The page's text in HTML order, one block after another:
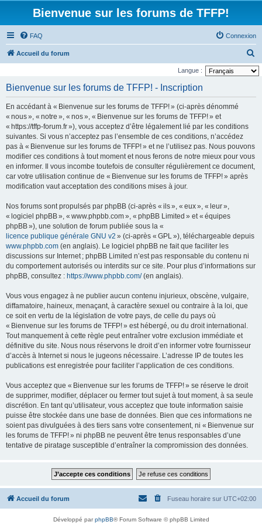
Bienvenue sur les forums de TFFP!
FAQ Connexion
Accueil du forum
e
Langue :
Bienvenue sur les forums de TFFP! - Inscription
En accédant à « Bienvenue sur les forums de TFFP! » (ci-après dénommé
« nous », « notre », « nos », « Bienvenue sur les forums de TFFP! » et
« https://tffp-forum.fr »), vous acceptez d’être légalement lié par les conditions
suivantes. Si vous n’acceptez pas l’ensemble de ces conditions, n’accédez
pas à « Bienvenue sur les forums de TFFP! » et ne l’utilisez pas. Nous pouvons
modifier ces conditions à tout moment et nous ferons de notre mieux pour vous
en informer. Il vous incombe toutefois de consulter régulièrement ce document,
car votre utilisation continue de « Bienvenue sur les forums de TFFP! » après
modification vaut acceptation des conditions mises à jour.
Nos forums sont propulsés par phpBB (ci-après « ils », « eux », « leur »,
« logiciel phpBB », « www.phpbb.com », « phpBB Limited » et « équipes
phpBB »), une solution de forum publiée sous la «
licence publique générale GNU v2 » (ci-après « GPL »), téléchargeable depuis
www.phpbb.com (en anglais). Le logiciel phpBB ne fait que faciliter les
discussions sur Internet ; phpBB Limited n’est pas responsable du contenu ni
du comportement autorisés ou interdits sur ce site. Pour plus d’informations sur
phpBB, consultez : https://www.phpbb.com/(en anglais).
Vous vous engagez à ne publier aucun contenu injurieux, obscène, vulgaire,
diffamatoire, haineux, menaçant, à caractère sexuel ou contraire à la loi, que
ce soit en vertu de la législation de votre pays, de celle du pays où
« Bienvenue sur les forums de TFFP! » est hébergé, ou du droit international.
Tout manquement à cette règle peut entraîner votre exclusion immédiate et
définitive du site. Nous nous réservons le droit d’en informer votre fournisseur
d’accès à Internet si nous le jugeons nécessaire. L’adresse IP de toutes les
publications est enregistrée pour faciliter l’application de ces conditions.
Vous acceptez que « Bienvenue sur les forums de TFFP! » se réserve le droit
de supprimer, modifier, déplacer ou fermer tout sujet à tout moment, à sa seule
discrétion. En tant qu’utilisateur, vous acceptez que toute information saisie
puisse être stockée dans une base de données. Bien que ces informations ne
soient pas divulguées à des tiers sans votre consentement, ni « Bienvenue sur
les forums de TFFP! » ni phpBB ne peuvent être tenus responsables d’une
tentative de piratage susceptible d’entraîner la compromission des données.
Accueil du forum Fuseau horaire sur UTC+02:00
Développé parphpBB® Forum Software © phpBB Limited